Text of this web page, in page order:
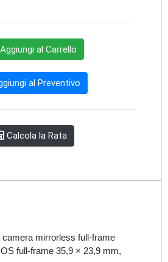
al Carrello
al Preventivo
Calcola la Rata
camera mirrorless full-frame
full-frame 35,9 × 23,9 mm,